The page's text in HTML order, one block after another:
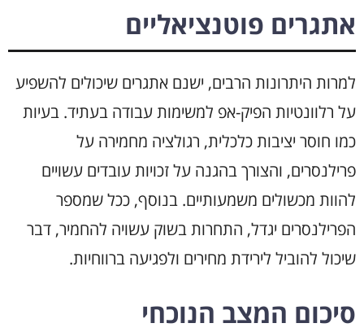
אתגרים פוטנציאליים
למרות היתרונות הרבים, ישנם אתגרים שיכולים להשפיע
על רלוונטיות הפיק-אפ למשימות עבודה בעתיד. בעיות
כמו חוסר יציבות כלכלית, רגולציה מחמירה על
פרילנסרים, והצורך בהגנה על זכויות עובדים עשויים
להוות מכשולים משמעותיים. בנוסף, ככל שמספר
הפרילנסרים יגדל, התחרות בשוק עשויה להחמיר, דבר
שיכול להוביל לירידת מחירים ולפגיעה ברווחיות.
סיכום המצב הנוכחי